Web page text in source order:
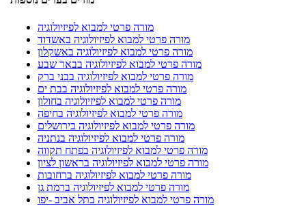
מורה פרטי למבוא לפיזיולוגיה
מורה פרטי למבוא לפיזיולוגיה באשדוד
מורה פרטי למבוא לפיזיולוגיה באשקלון
מורה פרטי למבוא לפיזיולוגיה בבאר שבע
מורה פרטי למבוא לפיזיולוגיה בבני ברק
מורה פרטי למבוא לפיזיולוגיה בבת ים
מורה פרטי למבוא לפיזיולוגיה בחולון
מורה פרטי למבוא לפיזיולוגיה בחיפה
מורה פרטי למבוא לפיזיולוגיה בירושלים
מורה פרטי למבוא לפיזיולוגיה בנתניה
מורה פרטי למבוא לפיזיולוגיה בפתח תקווה
מורה פרטי למבוא לפיזיולוגיה בראשון לציון
מורה פרטי למבוא לפיזיולוגיה ברחובות
מורה פרטי למבוא לפיזיולוגיה ברמת גן
מורה פרטי למבוא לפיזיולוגיה בתל אביב -יפו